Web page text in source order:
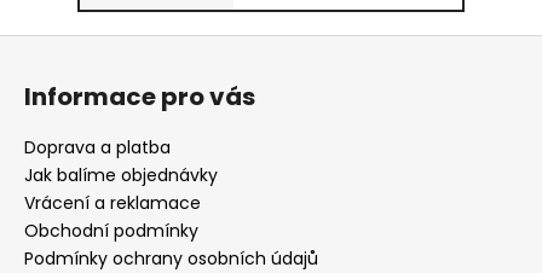
Informace pro vás
Doprava a platba
Jak balíme objednávky
Vrácení a reklamace
Obchodní podmínky
Podmínky ochrany osobních údajů